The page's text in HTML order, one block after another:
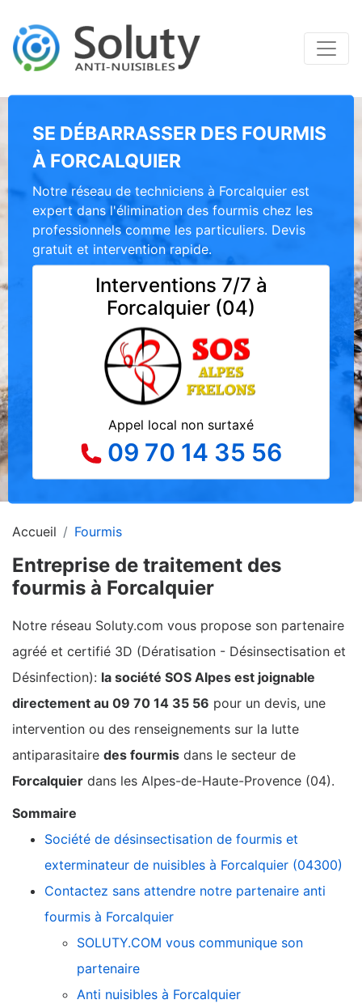
SE DÉBARRASSER DES FOURMIS
À FORCALQUIER
Notre réseau de techniciens à Forcalquier est
expert dans l'élimination des fourmis chez les
professionnels comme les particuliers. Devis
gratuit et intervention rapide.
Interventions 7/7 à
Forcalquier (04)
Appel local non surtaxé
09 70 14 35 56
Accueil Fourmis
Entreprise de traitement des
fourmis à Forcalquier
Notre réseau Soluty.com vous propose son partenaire
agréé et certifié 3D (Dératisation - Désinsectisation et
Désinfection): la société SOS Alpes est joignable
directement au 09 70 14 35 56 pour un devis, une
intervention ou des renseignements sur la lutte
antiparasitaire des fourmis dans le secteur de
Forcalquier dans les Alpes-de-Haute-Provence (04).
Sommaire
Société de désinsectisation de fourmis et
exterminateur de nuisibles à Forcalquier (04300)
Contactez sans attendre notre partenaire anti
fourmis à Forcalquier
SOLUTY.COM vous communique son
partenaire
Anti nuisibles à Forcalquier